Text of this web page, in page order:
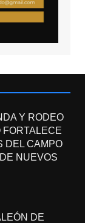
Y RODEO
DEL CAMPO
NUEVOS
DE